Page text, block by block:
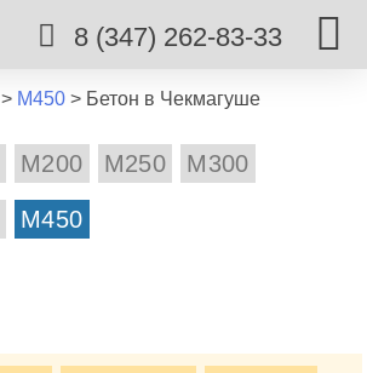
8 (347) 262-83-33
> М450 > Бетон в Чекмагуше
М200 М250 М300
М450